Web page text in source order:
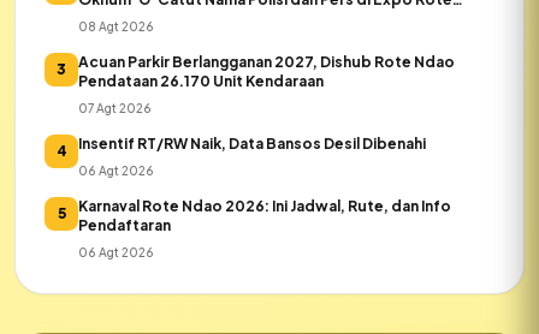
Ndao
08 Agt 2026
3
Acuan Parkir Berlangganan 2027, Dishub Rote Ndao
Pendataan 26.170 Unit Kendaraan
07 Agt 2026
4 Insentif RT/RW Naik, Data Bansos Desil Dibenahi
06 Agt 2026
5
Karnaval Rote Ndao 2026: Ini Jadwal, Rute, dan Info
Pendaftaran
06 Agt 2026